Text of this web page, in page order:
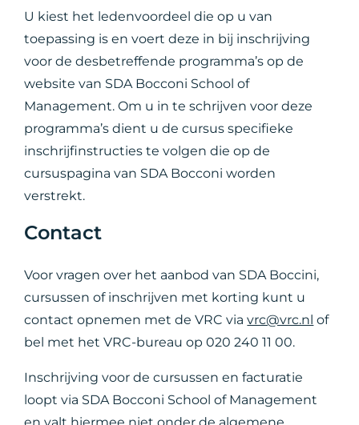
U kiest het ledenvoordeel die op u van
toepassing is en voert deze in bij inschrijving
voor de desbetreffende programma’s op de
website van SDA Bocconi School of
Management. Om u in te schrijven voor deze
programma’s dient u de cursus specifieke
inschrijfinstructies te volgen die op de
cursuspagina van SDA Bocconi worden
verstrekt.
Contact
Voor vragen over het aanbod van SDA Boccini,
cursussen of inschrijven met korting kunt u
contact opnemen met de VRC viavrc@vrc.nl of
bel met het VRC-bureau op 020 240 11 00.
Inschrijving voor de cursussen en facturatie
loopt via SDA Bocconi School of Management